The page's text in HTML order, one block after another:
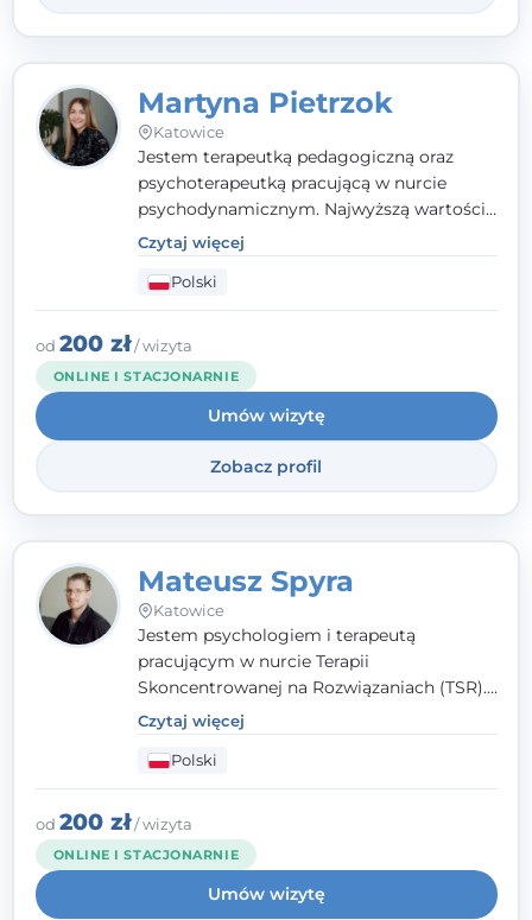
Martyna Pietrzok
Katowice
Jestem terapeutką pedagogiczną oraz
psychoterapeutką pracującą w nurcie
psychodynamicznym. Najwyższą wartością
jest dla mnie bliska, pełna zrozumienia i
zaangażowania relacja z pacjentem. To
właśnie ta oparta na zaufaniu więź staje się
przestrzenią, w której można dotrzeć do
źródła trudności i spojrzeć na nie inaczej
niż dotąd.
Czytaj więcej
Polski
od 200 zł/ wizyta
ONLINE I STACJONARNIE
Umów wizytę
Zobacz profil
Mateusz Spyra
Katowice
Jestem psychologiem i terapeutą
pracującym w nurcie Terapii
Skoncentrowanej na Rozwiązaniach (TSR).
Towarzyszę młodzieży i dorosłym z
empatią, zrozumieniem i bez oceniania.
Daję przestrzeń do bycia sobą, bo wiem, że
w każdym człowieku jest coś wyjątkowego.
Czytaj więcej
Polski
od 200 zł/ wizyta
ONLINE I STACJONARNIE
Umów wizytę